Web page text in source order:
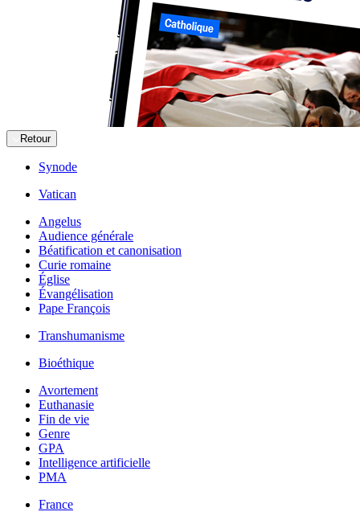
Retour
Synode
Vatican
Angelus
Audience générale
Béatification et canonisation
Curie romaine
Église
Évangélisation
Pape François
Transhumanisme
Bioéthique
Avortement
Euthanasie
Fin de vie
Genre
GPA
Intelligence artificielle
PMA
France